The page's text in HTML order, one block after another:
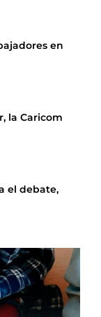
en
la Caricom
el debate,